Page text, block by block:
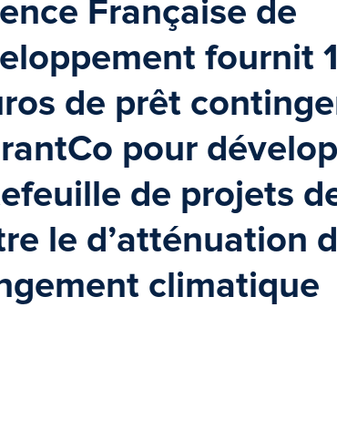
Française de
fournit
de prêt
pour
de projets
le d’atténuation
climatique